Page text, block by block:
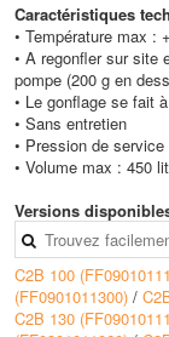
Caractéristiques
• Température max :
• A regonfler sur site
pompe (200 g en
• Le gonflage se fait
• Sans entretien
• Pression de
• Volume max : 450
Versions
C2B 100
(FF0901011300) /
C2B 130